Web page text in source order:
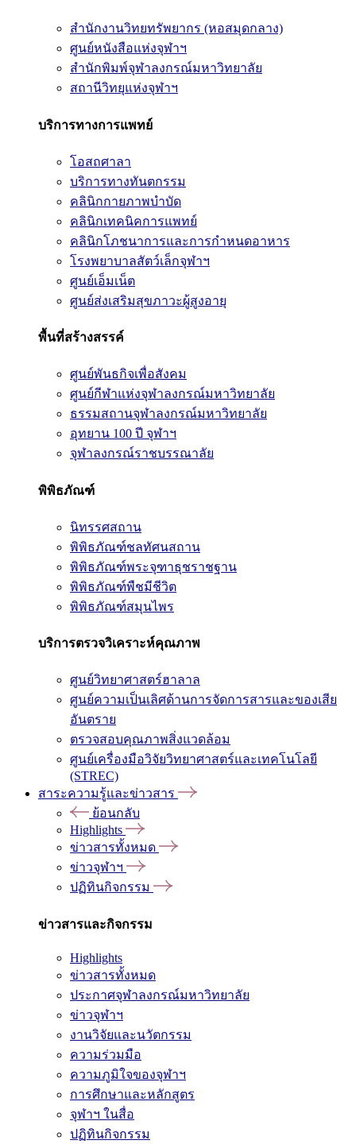
สำนักงานวิทยทรัพยากร (หอสมุดกลาง)
ศูนย์หนังสือแห่งจุฬาฯ
สำนักพิมพ์จุฬาลงกรณ์มหาวิทยาลัย
สถานีวิทยุแห่งจุฬาฯ
บริการทางการแพทย์
โอสถศาลา
บริการทางทันตกรรม
คลินิกกายภาพบำบัด
คลินิกเทคนิคการแพทย์
คลินิกโภชนาการและการกำหนดอาหาร
โรงพยาบาลสัตว์เล็กจุฬาฯ
ศูนย์เอ็มเน็ต
ศูนย์ส่งเสริมสุขภาวะผู้สูงอายุ
พื้นที่สร้างสรรค์
ศูนย์พันธกิจเพื่อสังคม
ศูนย์กีฬาแห่งจุฬาลงกรณ์มหาวิทยาลัย
ธรรมสถานจุฬาลงกรณ์มหาวิทยาลัย
อุทยาน 100 ปี จุฬาฯ
จุฬาลงกรณ์ราชบรรณาลัย
พิพิธภัณฑ์
นิทรรศสถาน
พิพิธภัณฑ์ชลทัศนสถาน
พิพิธภัณฑ์พระจุฑาธุชราชฐาน
พิพิธภัณฑ์พืชมีชีวิต
พิพิธภัณฑ์สมุนไพร
บริการตรวจวิเคราะห์คุณภาพ
ศูนย์วิทยาศาสตร์ฮาลาล
ศูนย์ความเป็นเลิศด้านการจัดการสารและของเสีย
อันตราย
ตรวจสอบคุณภาพสิ่งแวดล้อม
ศูนย์เครื่องมือวิจัยวิทยาศาสตร์และเทคโนโลยี
(STREC)
สาระความรู้และข่าวสาร
ย้อนกลับ
Highlights
ข่าวสารทั้งหมด
ข่าวจุฬาฯ
ปฏิทินกิจกรรม
ข่าวสารและกิจกรรม
Highlights
ข่าวสารทั้งหมด
ประกาศจุฬาลงกรณ์มหาวิทยาลัย
ข่าวจุฬาฯ
งานวิจัยและนวัตกรรม
ความร่วมมือ
ความภูมิใจของจุฬาฯ
การศึกษาและหลักสูตร
จุฬาฯ ในสื่อ
ปฏิทินกิจกรรม